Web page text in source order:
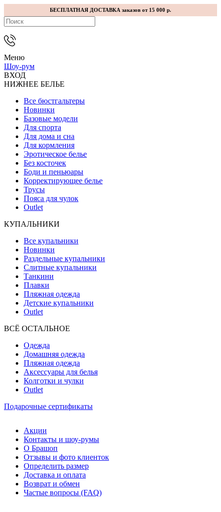
БЕСПЛАТНАЯ ДОСТАВКА заказов от 15 000 р.
Меню
Шоу-рум
ВХОД
НИЖНЕЕ БЕЛЬЕ
Все бюстгальтеры
Новинки
Базовые модели
Для спорта
Для дома и сна
Для кормления
Эротическое белье
Без косточек
Боди и пеньюары
Корректирующее белье
Трусы
Пояса для чулок
Outlet
КУПАЛЬНИКИ
Все купальники
Новинки
Раздельные купальники
Слитные купальники
Танкини
Плавки
Пляжная одежда
Детские купальники
Outlet
ВCЁ ОСТАЛЬНОЕ
Одежда
Домашняя одежда
Пляжная одежда
Аксессуары для белья
Колготки и чулки
Outlet
Подарочные сертификаты
Акции
Контакты и шоу-румы
О Брашоп
Отзывы и фото клиенток
Определить размер
Доставка и оплата
Возврат и обмен
Частые вопросы (FAQ)